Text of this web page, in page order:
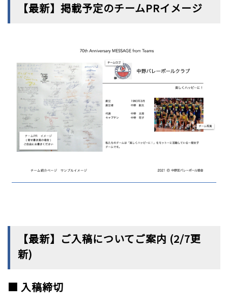
【最新】掲載予定のチームPRイメージ
【最新】ご入稿についてご案内 (2/7更
新)
■ 入稿締切